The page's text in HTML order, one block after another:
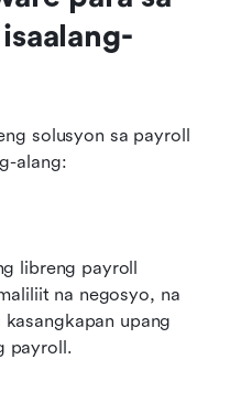
solusyon sa payroll
alang:
libreng payroll
na negosyo, na
upang
payroll.